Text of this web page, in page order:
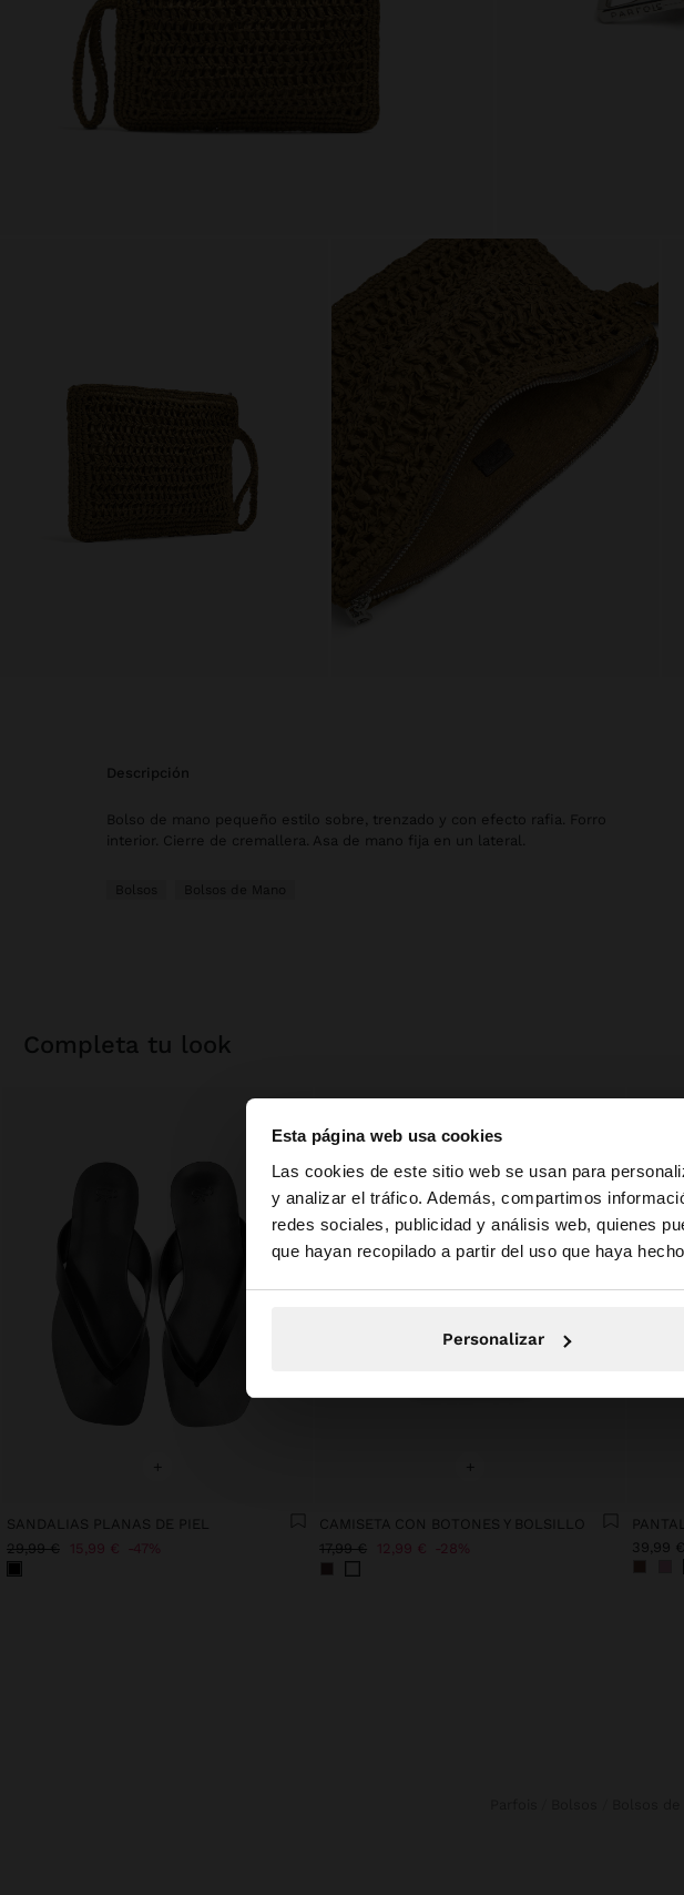
Esta página web usa cookies
Las cookies de este sitio web se usan para
y analizar el tráfico. Además, compartimos
redes sociales, publicidad y análisis web, quienes
que hayan recopilado a partir del uso que haya
Personalizar
hola
Estás accediendo a la web de España.
No,
descripción
Bolso de mano pequeño estilo sobre, trenzado y con efecto rafia. Forro
interior. Cierre de cremallera. Asa de mano fija en un lateral.
Bolsos Bolsos de Mano
completa tu look
+
SANDALIAS PLANAS DE PIEL
29,99 € 15,99 € 47%
+
CAMISETA CON BOTONES Y BOLSILLO
17,99 € 12,99 € 28%
39,99 €